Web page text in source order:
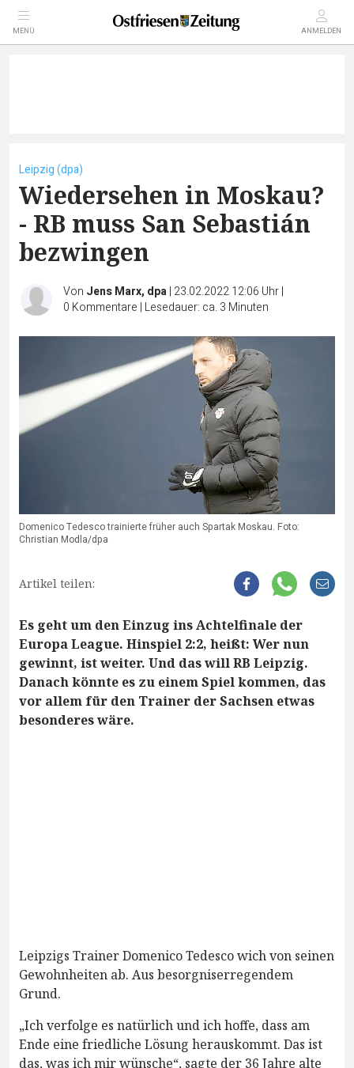
MENÜ ANMELDEN
Leipzig (dpa)
Wiedersehen in Moskau?
- RB muss San Sebastián
bezwingen
Von Jens Marx, dpa| 23.02.2022 12:06 Uhr|
0 Kommentare | Lesedauer: ca. 3 Minuten
Domenico Tedesco trainierte früher auch Spartak Moskau. Foto:
Christian Modla/dpa
Artikel teilen:
Es geht um den Einzug ins Achtelfinale der
Europa League. Hinspiel 2:2, heißt: Wer nun
gewinnt, ist weiter. Und das will RB Leipzig.
Danach könnte es zu einem Spiel kommen, das
vor allem für den Trainer der Sachsen etwas
besonderes wäre.
Leipzigs Trainer Domenico Tedesco wich von seinen
Gewohnheiten ab. Aus besorgniserregendem
Grund.
„Ich verfolge es natürlich und ich hoffe, dass am
Ende eine friedliche Lösung herauskommt. Das ist
das, was ich mir wünsche“, sagte der 36 Jahre alte